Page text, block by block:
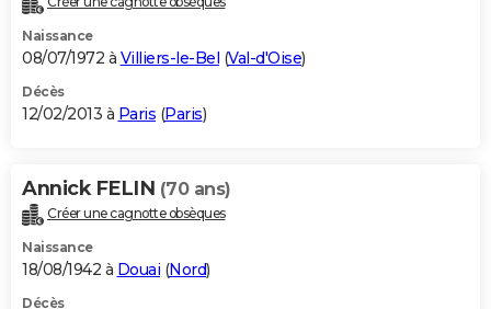
Naissance
08/07/1972 à Villiers-le-Bel (Val-d'Oise)
Décès
12/02/2013 à Paris (Paris)
Annick FELIN (70 ans)
Créer une cagnotte obsèques
Naissance
18/08/1942 à Douai (Nord)
Décès